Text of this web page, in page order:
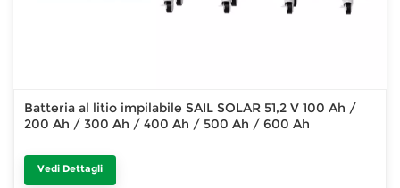
Batteria al litio impilabile SAIL SOLAR 51,2 V 100 Ah /
200 Ah / 300 Ah / 400 Ah / 500 Ah / 600 Ah
Vedi Dettagli